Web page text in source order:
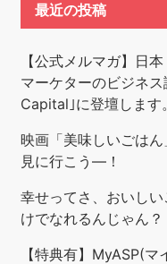
最近の投稿
【公式メルマガ】日
マーケターのビジネ
Capital｣に登壇します。
映画「美味しいごは
見に行こう―！
幸せってさ、おいし
けでなれるんじゃん？
【特典有】MyASP(